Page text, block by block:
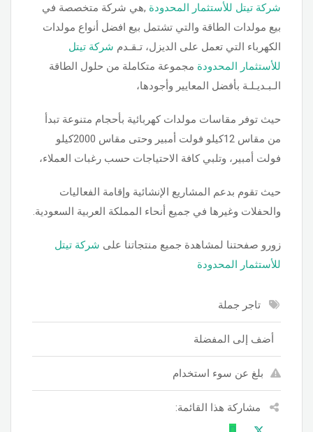
شركة تيتل للأستثمار المحدودة ,هي شركة متخصصة في
بيع مولدات الطاقة والتي تشتمل بيع افضل أنواع مولدات
الكهرباء التي تعمل على الديزل، تـقـدم شركة تيتل
للأستثمار المحدودة مجموعة متكاملة من حلول الطاقة
الـبـديـلـة بأفضل المعايير وأجودها،
حيث توفر مقاسات مولدات كهربائية بأحجام متنوعة تبدأ
من مقاس 12كيلو فولت أمبير وحتى مقاس 2000كيلو
فولت أمبير، وتلبي كافة الاحتياجات حسب رغبات العملاء،
حيث تقوم بدعم المشاريع الإنشائية وإقامة الفعاليات
والحفلات وغيرها في جميع أنحاء المملكة العربية السعودية.
زورو صفحتنا لمشاهدة جميع منتجاتنا على شركة تيتل
للأستثمار المحدودة
تاجر جملة
أضف إلى المفضلة
بلغ عن سوء استخدام
مشاركة هذا القائمة: